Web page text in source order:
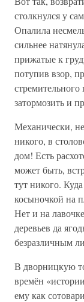
столкнулся у
Опалила
сильнее
прижатые к
потупив взор,
затормозить и
Механически,
никого, в
дом! Есть
может быть,
тут никого.
косыночкой на
Нет и на
деревьев да
безразличным
В дворницкую
времён
ему как